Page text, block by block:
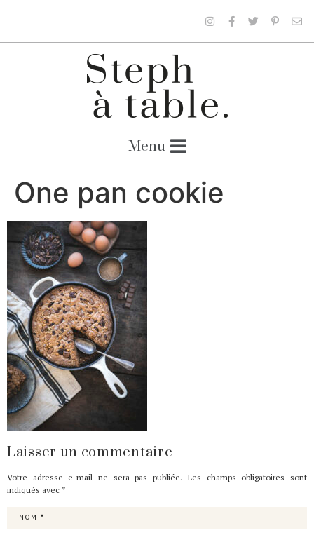
One pan cookie
Laisser un commentaire
Votre adresse e-mail ne sera pas publiée. Les champs obligatoires sont
indiqués avec *